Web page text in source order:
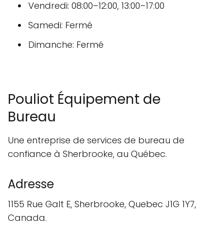
Vendredi: 08:00–12:00, 13:00–17:00
Samedi: Fermé
Dimanche: Fermé
Pouliot Équipement de
Bureau
Une entreprise de services de bureau de
confiance à Sherbrooke, au Québec.
Adresse
1155 Rue Galt E, Sherbrooke, Quebec J1G 1Y7,
Canada.